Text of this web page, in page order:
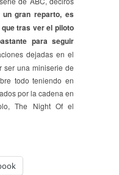
un gran reparto, es
tras ver el piloto
para seguir
dejadas en el
ser una miniserie de
todo teniendo en
por la cadena en
The Night Of el